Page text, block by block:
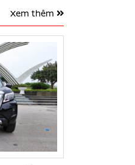
Xem thêm